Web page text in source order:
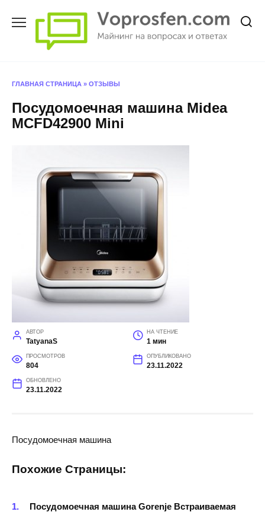
ГЛАВНАЯ СТРАНИЦА » ОТЗЫВЫ
Посудомоечная машина Midea
MCFD42900 Mini
АВТОР
TatyanaS
НА ЧТЕНИЕ
1 мин
ПРОСМОТРОВ
804
ОПУБЛИКОВАНО
23.11.2022
ОБНОВЛЕНО
23.11.2022
Посудомоечная машина
Похожие Страницы:
Посудомоечная машина Gorenje Встраиваемая